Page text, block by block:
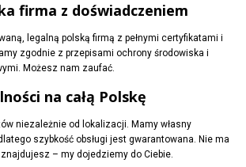
firma z doświadczeniem
legalną polską firmą z pełnymi certyfikatami i
zgodnie z przepisami ochrony środowiska i
Możesz nam zaufać.
na całą Polskę
niezależnie od lokalizacji. Mamy własny
szybkość obsługi jest gwarantowana. Nie ma
– my dojedziemy do Ciebie.